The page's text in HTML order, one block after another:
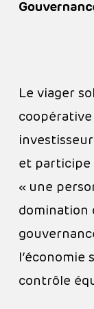
Le viager
et participe
« une
domination
contrôle